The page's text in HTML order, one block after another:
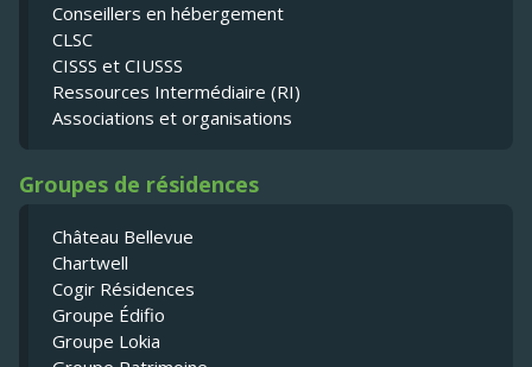
Conseillers en hébergement
CLSC
CISSS et CIUSSS
Ressources Intermédiaire (RI)
Associations et organisations
Groupes de résidences
Château Bellevue
Chartwell
Cogir Résidences
Groupe Édifio
Groupe Lokia